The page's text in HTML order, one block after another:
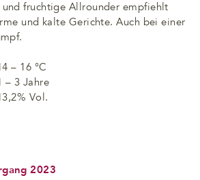
fruchtige Allrounder empfiehlt
und kalte Gerichte. Auch bei einer
– 16 °C
– 3 Jahre
Vol.
2023